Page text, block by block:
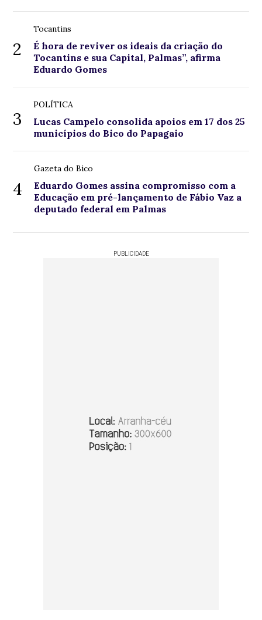
2
Tocantins
É hora de reviver os ideais da criação do
Tocantins e sua Capital, Palmas”, afirma
Eduardo Gomes
3
POLÍTICA
Lucas Campelo consolida apoios em 17 dos 25
municípios do Bico do Papagaio
4
Gazeta do Bico
Eduardo Gomes assina compromisso com a
Educação em pré-lançamento de Fábio Vaz a
deputado federal em Palmas
PUBLICIDADE